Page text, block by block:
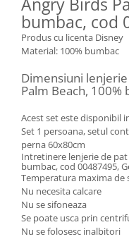
bumbac, cod
Produs cu licenta Disney
Material: 100% bumbac
Dimensiuni
Palm Beach,
Acest set este disponibil
Set 1 persoana, setul
perna 60x80cm
Intretinere lenjerie de pat
bumbac, cod 00487495,
Temperatura maxima de
Nu necesita calcare
Nu se sifoneaza
Se poate usca prin
Nu se folosesc inalbitori